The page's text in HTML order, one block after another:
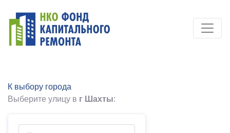
К выбору города
Выберите улицу в г Шахты: